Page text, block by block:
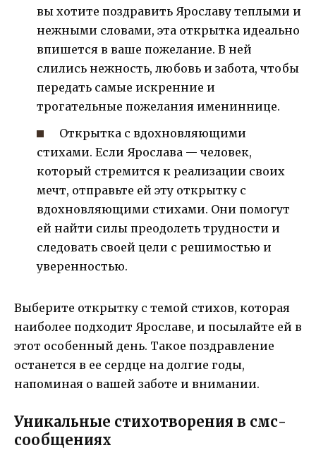
вы хотите поздравить Ярославу теплыми и
нежными словами, эта открытка идеально
впишется в ваше пожелание. В ней
слились нежность, любовь и забота, чтобы
передать самые искренние и
трогательные пожелания имениннице.
Открытка с вдохновляющими
стихами. Если Ярослава — человек,
который стремится к реализации своих
мечт, отправьте ей эту открытку с
вдохновляющими стихами. Они помогут
ей найти силы преодолеть трудности и
следовать своей цели с решимостью и
уверенностью.
Выберите открытку с темой стихов, которая
наиболее подходит Ярославе, и посылайте ей в
этот особенный день. Такое поздравление
останется в ее сердце на долгие годы,
напоминая о вашей заботе и внимании.
Уникальные стихотворения в смс-
сообщениях